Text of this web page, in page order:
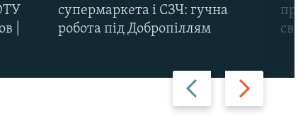
Назад Вперед
|
супермаркета і СЗЧ: гучна
робота під Добропіллям